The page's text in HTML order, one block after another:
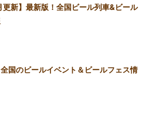
更新】最新版！全国ビール列車&ビール
全国のビールイベント＆ビールフェス情